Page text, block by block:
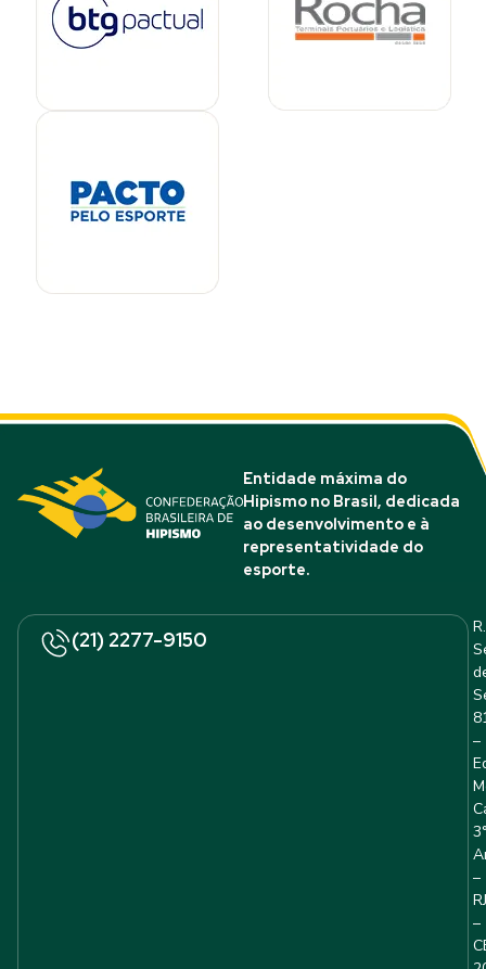
Entidade máxima do
Hipismo no Brasil, dedicada
ao desenvolvimento e à
representatividade do
esporte.
(21) 2277-9150
R.
–
–
RJ
–